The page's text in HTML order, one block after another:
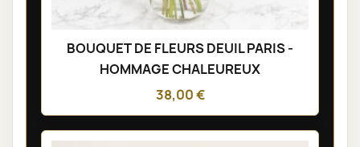
BOUQUET DE FLEURS DEUIL PARIS -
HOMMAGE CHALEUREUX
38,00 €